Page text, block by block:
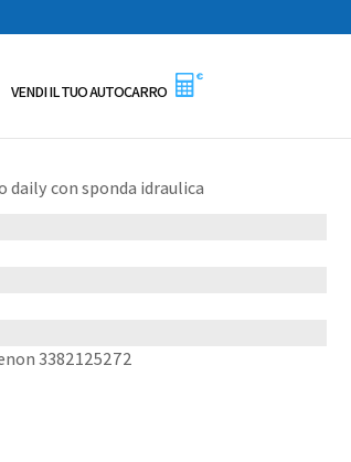
VENDI IL TUO AUTOCARRO
daily con sponda idraulica
3382125272